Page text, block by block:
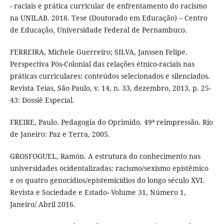
- raciais e prática curricular de enfrentamento do racismo
na UNILAB. 2018. Tese (Doutorado em Educação) – Centro
de Educação, Universidade Federal de Pernambuco.
FERREIRA, Michele Guerreiro; SILVA, Janssen Felipe.
Perspectiva Pós-Colonial das relações étnico-raciais nas
práticas curriculares: conteúdos selecionados e silenciados.
Revista Teias, São Paulo, v. 14, n. 33, dezembro, 2013, p. 25-
43: Dossiê Especial.
FREIRE, Paulo. Pedagogia do Oprimido. 49ª reimpressão. Rio
de Janeiro: Paz e Terra, 2005.
GROSFOGUEL, Ramón. A estrutura do conhecimento nas
universidades ocidentalizadas: racismo/sexismo epistêmico
e os quatro genocídios/epistemicídios do longo século XVI.
Revista e Sociedade e Estado- Volume 31, Número 1,
Janeiro/ Abril 2016.